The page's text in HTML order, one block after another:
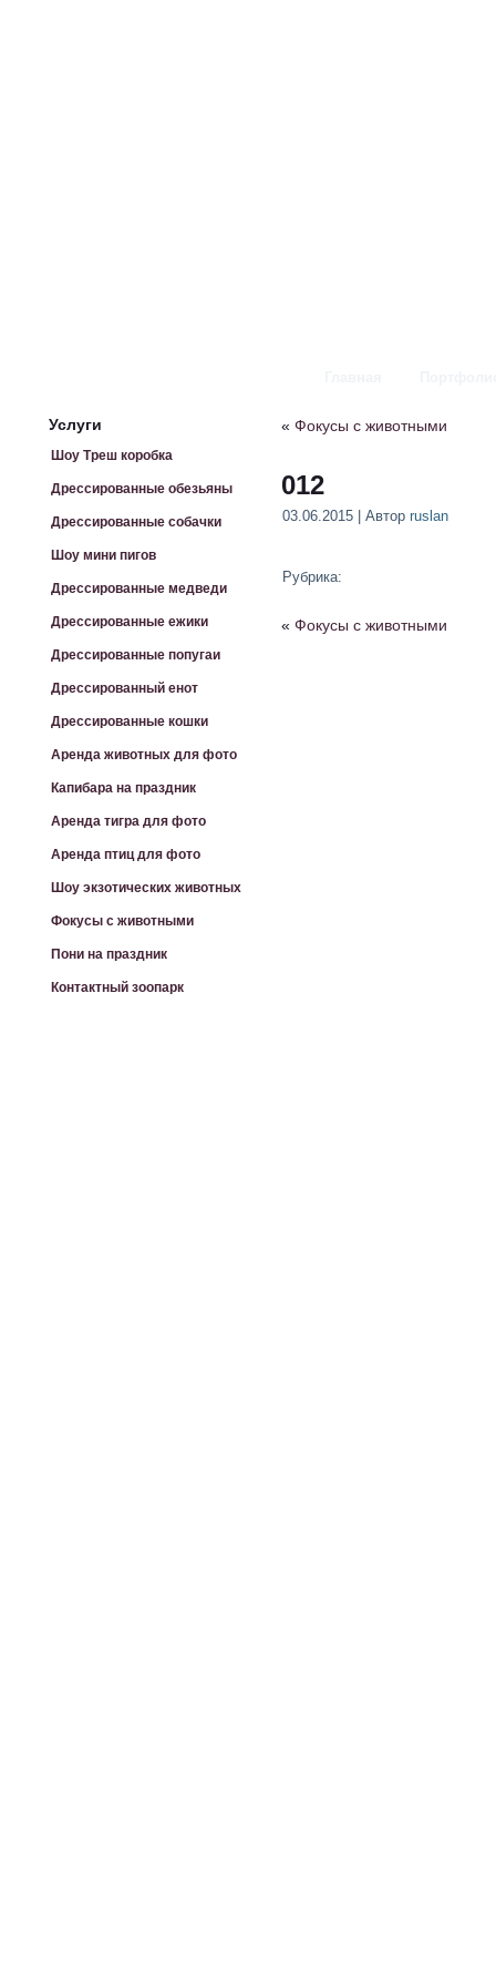
Услуги
Шоу Треш коробка
Дрессированные обезьяны
Дрессированные собачки
Шоу мини пигов
Дрессированные медведи
Дрессированные ежики
Дрессированные попугаи
Дрессированный енот
Дрессированные кошки
Аренда животных для фото
Капибара на праздник
Аренда тигра для фото
Аренда птиц для фото
Шоу экзотических животных
Фокусы с животными
Пони на праздник
Контактный зоопарк
« Фокусы с животными
012
03.06.2015 | Автор ruslan
Рубрика:
« Фокусы с животными